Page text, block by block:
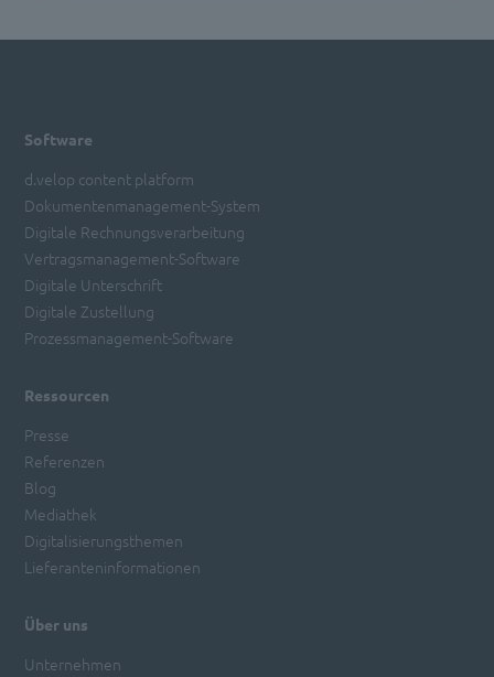
Akzeptieren
Software
d.velop content platform
Dokumentenmanagement-System
Digitale Rechnungsverarbeitung
Vertragsmanagement-Software
Digitale Unterschrift
Digitale Zustellung
Prozessmanagement-Software
Ressourcen
Presse
Referenzen
Blog
Mediathek
Digitalisierungsthemen
Lieferanteninformationen
Über uns
Unternehmen